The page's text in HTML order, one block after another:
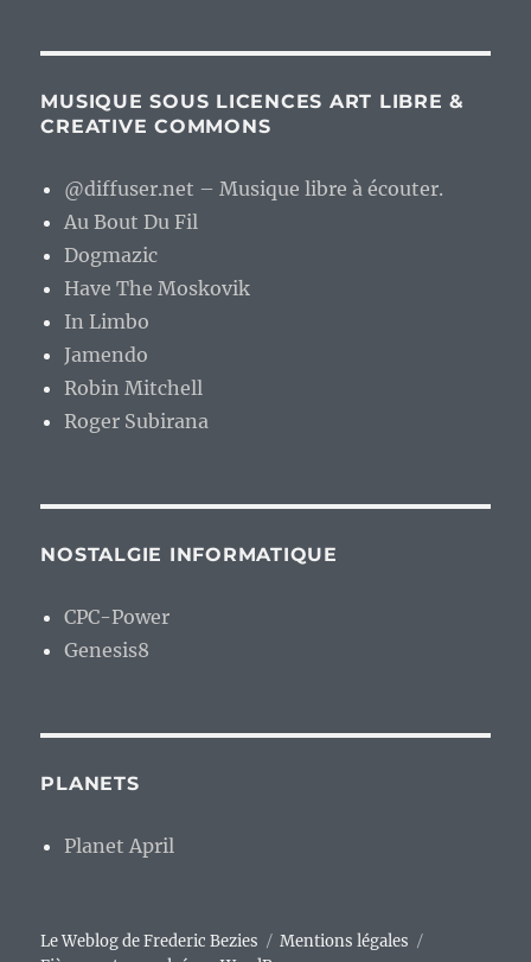
MUSIQUE SOUS LICENCES ART LIBRE &
CREATIVE COMMONS
@diffuser.net – Musique libre à écouter.
Au Bout Du Fil
Dogmazic
Have The Moskovik
In Limbo
Jamendo
Robin Mitchell
Roger Subirana
NOSTALGIE INFORMATIQUE
CPC-Power
Genesis8
PLANETS
Planet April
Le Weblog de Frederic Bezies
Mentions légales